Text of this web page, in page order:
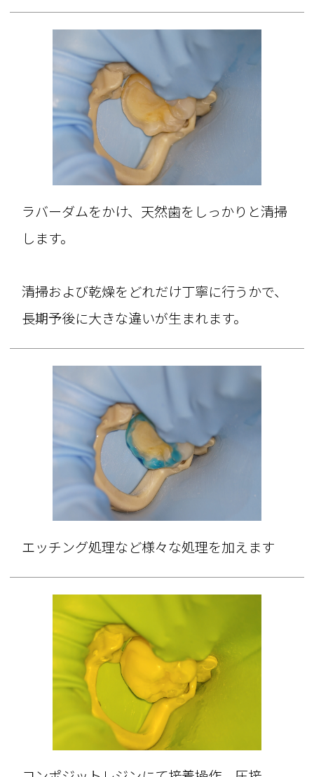
ラバーダムをかけ、天然歯をしっかりと清掃
します。
清掃および乾燥をどれだけ丁寧に行うかで、
長期予後に大きな違いが生まれます。
エッチング処理など様々な処理を加えます